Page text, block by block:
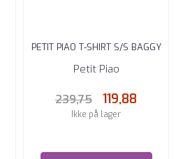
PETIT PIAO T-SHIRT S/S BAGGY
SUM PRINTED MINERAL ...
Petit Piao
239,75 119,88
Ikke på lager